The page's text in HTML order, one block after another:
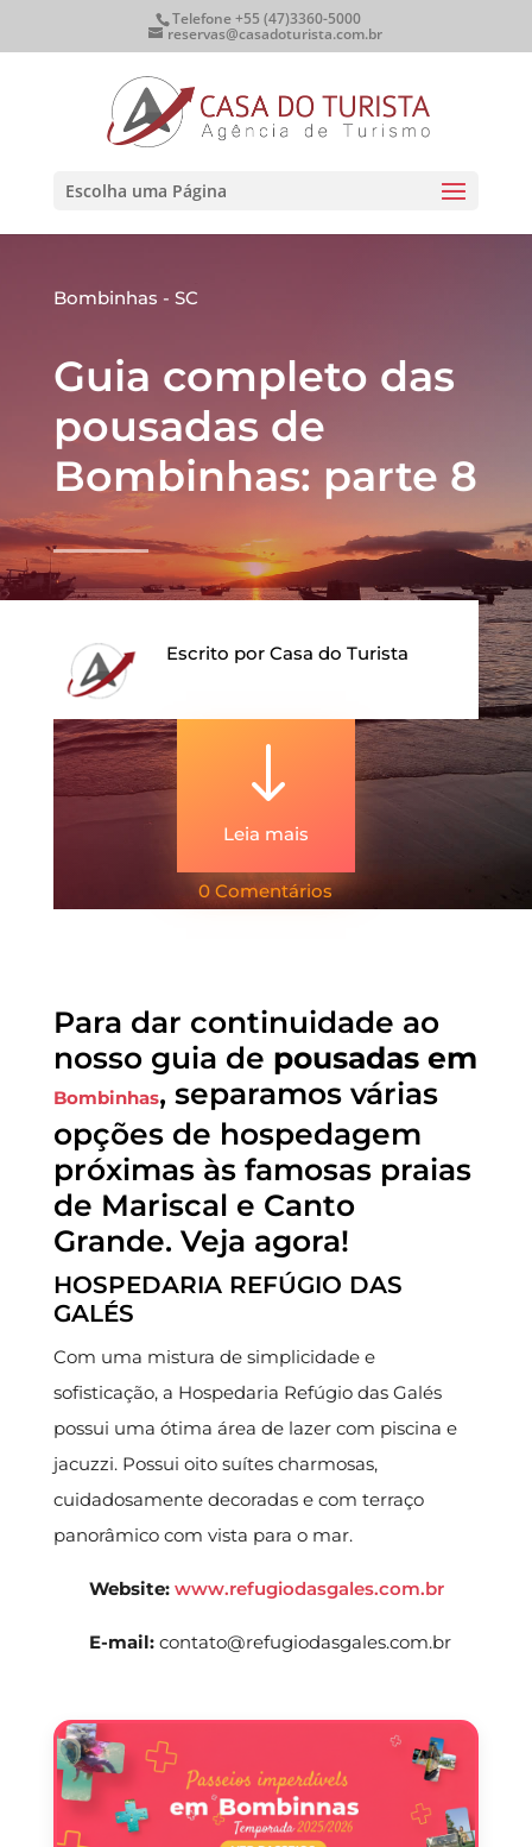
Telefone +55 (47)3360-5000
reservas@casadoturista.com.br
Escolha uma Página
Bombinhas - SC
Guia completo das
pousadas de
Bombinhas: parte 8
Escrito por Casa do Turista
"
Leia mais
0 Comentários
Para dar continuidade ao
nosso guia de pousadas em
Bombinhas, separamos várias
opções de hospedagem
próximas às famosas praias
de Mariscal e Canto
Grande. Veja agora!
HOSPEDARIA REFÚGIO DAS
GALÉS
Com uma mistura de simplicidade e
sofisticação, a Hospedaria Refúgio das Galés
possui uma ótima área de lazer com piscina e
jacuzzi. Possui oito suítes charmosas,
cuidadosamente decoradas e com terraço
panorâmico com vista para o mar.
Website: www.refugiodasgales.com.br
E-mail:contato@refugiodasgales.com.br